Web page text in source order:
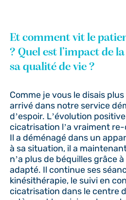
Et comment vit le
? Quel est l’impact de
sa qualité de vie ?
Comme je vous le disais
arrivé dans notre service
d’espoir. L’évolution
cicatrisation l’a vraiment
Il a déménagé dans un
à sa situation, il a
n’a plus de béquilles grâce
adapté. Il continue ses
kinésithérapie, le suivi en
cicatrisation dans le centre